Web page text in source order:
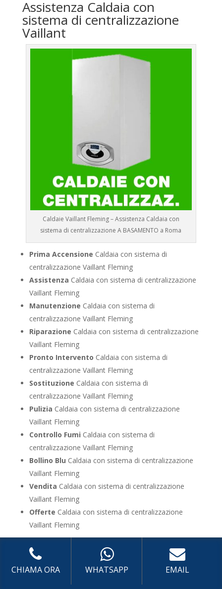
Assistenza Caldaia con
sistema di centralizzazione
Vaillant
Caldaie Vaillant Fleming – Assistenza Caldaia con
sistema di centralizzazione A BASAMENTO a Roma
Prima Accensione Caldaia con sistema di
centralizzazione Vaillant Fleming
Assistenza Caldaia con sistema di centralizzazione
Vaillant Fleming
Manutenzione Caldaia con sistema di
centralizzazione Vaillant Fleming
Riparazione Caldaia con sistema di centralizzazione
Vaillant Fleming
Pronto Intervento Caldaia con sistema di
centralizzazione Vaillant Fleming
Sostituzione Caldaia con sistema di
centralizzazione Vaillant Fleming
Pulizia Caldaia con sistema di centralizzazione
Vaillant Fleming
Controllo Fumi Caldaia con sistema di
centralizzazione Vaillant Fleming
Bollino Blu Caldaia con sistema di centralizzazione
Vaillant Fleming
Vendita Caldaia con sistema di centralizzazione
Vaillant Fleming
Offerte Caldaia con sistema di centralizzazione
Vaillant Fleming
UTILIZZA IL FORM PER RICHIEDERE ASSISTENZA PER
LA TUA CALDAIA
CHIAMA ORA WHATSAPP EMAIL